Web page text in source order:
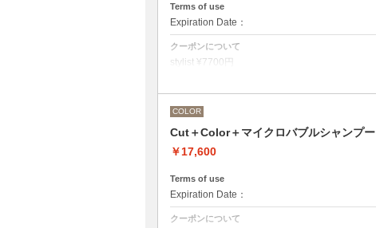
Terms of use
Expiration Date：
クーポンについて
stylist ¥7700円
Under 22歳 ¥ -1650
Under 18歳 ¥ -2750
COLOR
Cut＋Color＋マイクロバブルシャンプー
￥17,600
Terms of use
Expiration Date：
クーポンについて